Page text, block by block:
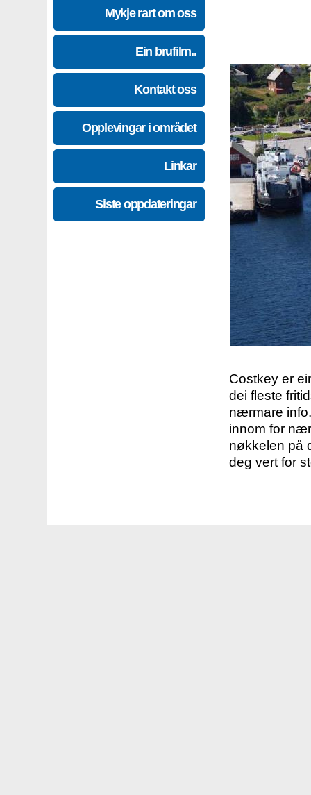
Mykje rart om oss
Ein brufilm..
Kontakt oss
Opplevingar i området
Linkar
Siste oppdateringar
Costkey er
dei fleste
nærmare
innom for
nøkkelen på
deg vert for